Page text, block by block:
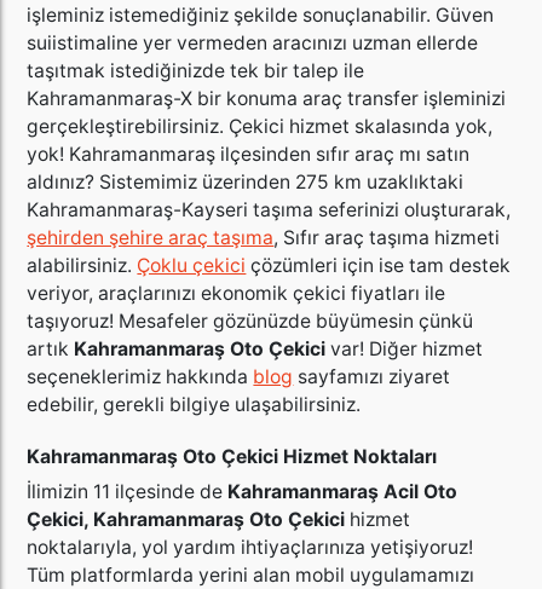
işleminiz istemediğiniz şekilde sonuçlanabilir. Güven
suiistimaline yer vermeden aracınızı uzman ellerde
taşıtmak istediğinizde tek bir talep ile
Kahramanmaraş-X bir konuma araç transfer işleminizi
gerçekleştirebilirsiniz. Çekici hizmet skalasında yok,
yok! Kahramanmaraş ilçesinden sıfır araç mı satın
aldınız? Sistemimiz üzerinden 275 km uzaklıktaki
Kahramanmaraş-Kayseri taşıma seferinizi oluşturarak,
şehirden şehire araç taşıma, Sıfır araç taşıma hizmeti
alabilirsiniz. Çoklu çekici çözümleri için ise tam destek
veriyor, araçlarınızı ekonomik çekici fiyatları ile
taşıyoruz! Mesafeler gözünüzde büyümesin çünkü
artık Kahramanmaraş Oto Çekici var! Diğer hizmet
seçeneklerimiz hakkında blog sayfamızı ziyaret
edebilir, gerekli bilgiye ulaşabilirsiniz.
Kahramanmaraş Oto Çekici Hizmet Noktaları
İlimizin 11 ilçesinde de Kahramanmaraş Acil Oto
Çekici, Kahramanmaraş Oto Çekici hizmet
noktalarıyla, yol yardım ihtiyaçlarınıza yetişiyoruz!
Tüm platformlarda yerini alan mobil uygulamamızı